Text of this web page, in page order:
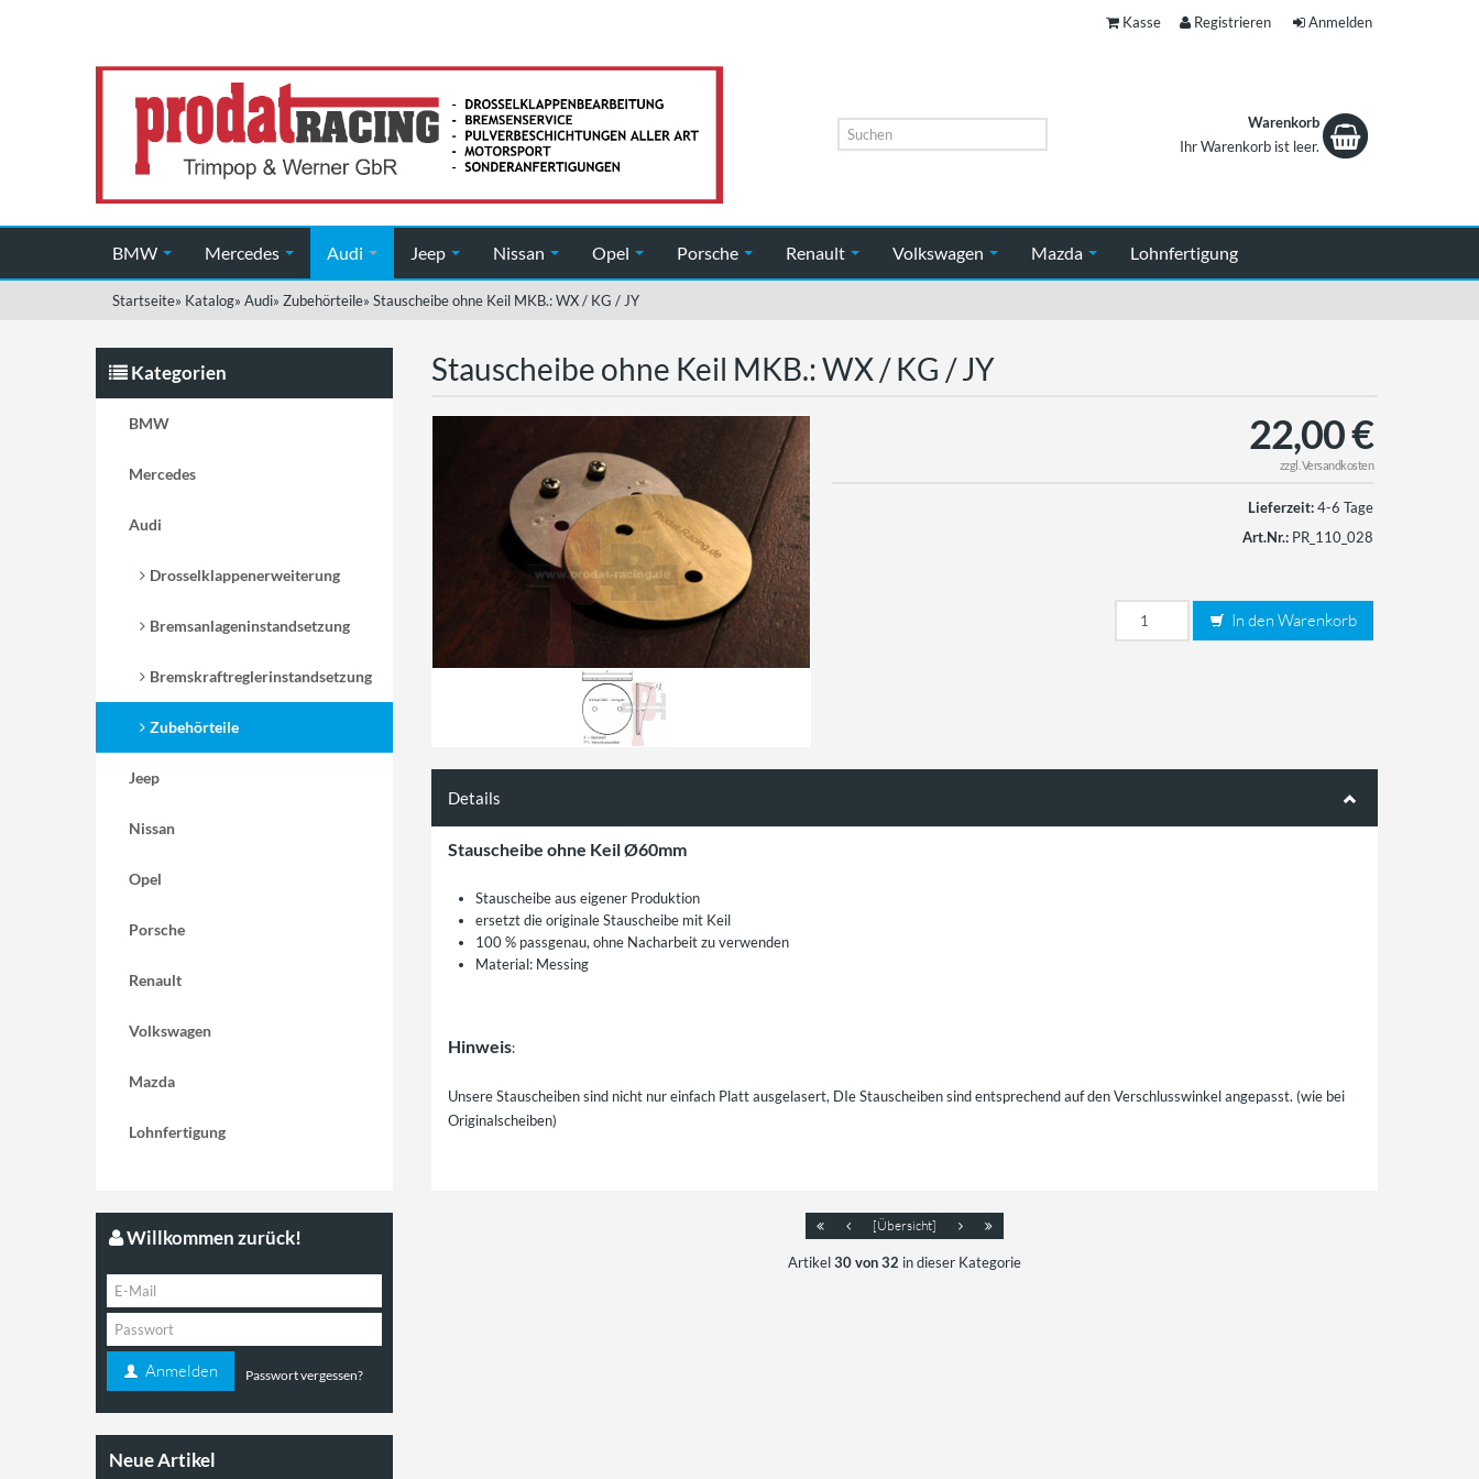
Kasse Registrieren Anmelden
Warenkorb
Ihr Warenkorb ist leer.
BMW Mercedes Audi Jeep Nissan Opel Porsche Renault Volkswagen Mazda Lohnfertigung
Startseite» Katalog» Audi» Zubehörteile» Stauscheibe ohne Keil MKB.: WX / KG / JY
Stauscheibe ohne Keil MKB.: WX / KG / JY
22,00 €
zzgl. Versandkosten
Lieferzeit: 4-6 Tage
Art.Nr.: PR_110_028
In den Warenkorb
Details
Stauscheibe ohne Keil Ø60mm
Stauscheibe aus eigener Produktion
ersetzt die originale Stauscheibe mit Keil
100 % passgenau, ohne Nacharbeit zu verwenden
Material: Messing
Hinweis:
Unsere Stauscheiben sind nicht nur einfach Platt ausgelasert, DIe Stauscheiben sind entsprechend auf den Verschlusswinkel angepasst. (wie bei
Originalscheiben)
[Übersicht]
Artikel30 von 32 in dieser Kategorie
Kategorien
BMW
Mercedes
Audi
Drosselklappenerweiterung
Bremsanlageninstandsetzung
Bremskraftreglerinstandsetzung
Zubehörteile
Jeep
Nissan
Opel
Porsche
Renault
Volkswagen
Mazda
Lohnfertigung
Willkommen zurück!
Anmelden Passwort vergessen?
Neue Artikel